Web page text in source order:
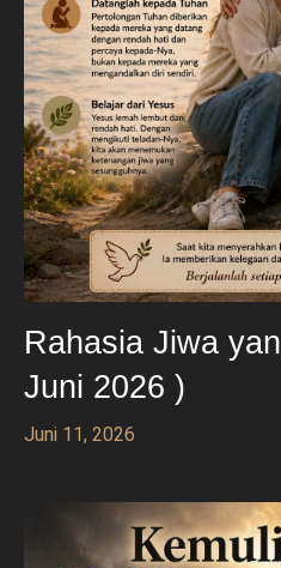
Rahasia Jiwa
Juni 2026 )
Juni 11, 2026